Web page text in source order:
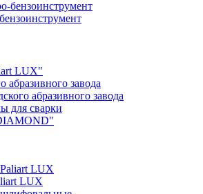
LUX"
завода
абразивного завода
для сварки
LUX